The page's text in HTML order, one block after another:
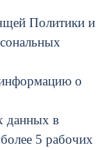
Политики и
о
данных в
5 рабочих